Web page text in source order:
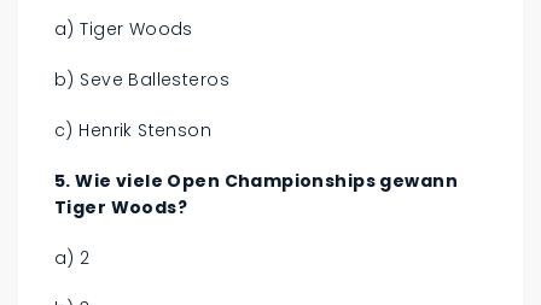
a) Tiger Woods
b) Seve Ballesteros
c) Henrik Stenson
5. Wie viele Open Championships gewann
Tiger Woods?
a) 2